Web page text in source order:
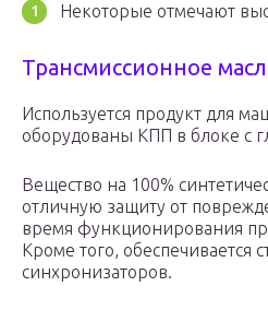
Некоторые отмечают
Трансмиссионное
Используется продукт для
оборудованы КПП в блоке с
Вещество на 100%
отличную защиту от
время функционирования
Кроме того, обеспечивается
синхронизаторов.